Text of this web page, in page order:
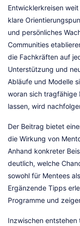
Entwicklerkreisen
klare
und persönliches
Communities
die Fachkräften auf
Unterstützung und
Abläufe und Modelle
woran sich tragfähige
lassen, wird
Der Beitrag bietet
die Wirkung von
Anhand konkreter
deutlich, welche
sowohl für Mentees
Ergänzende Tipps
Programme und
Inzwischen